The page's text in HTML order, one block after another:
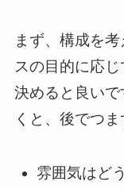
まず、構成を
スの目的に応
決めると良い
くと、後でつ
雰囲気はど